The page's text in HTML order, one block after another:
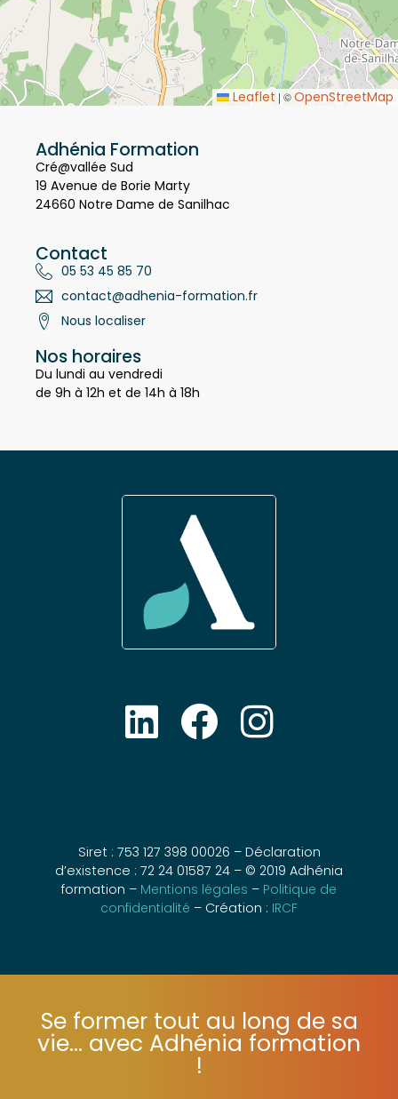
Adhénia Formation
Cré@vallée Sud
19 Avenue de Borie Marty
Contact
05 53 45 85 70
contact@adhenia-formation.fr
Nos horaires
Du lundi au vendredi
Siret : 753 127 398 00026 – Déclaration
d’existence : 72 24 01587 24 – © 2019 Adhénia
formation –Mentions légales– Politique de
Se former tout au long de sa
vie... avec Adhénia formation
!